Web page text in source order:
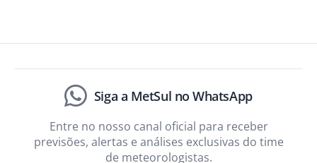
Siga a MetSul no WhatsApp
Entre no nosso canal oficial para receber
previsões, alertas e análises exclusivas do time
de meteorologistas.